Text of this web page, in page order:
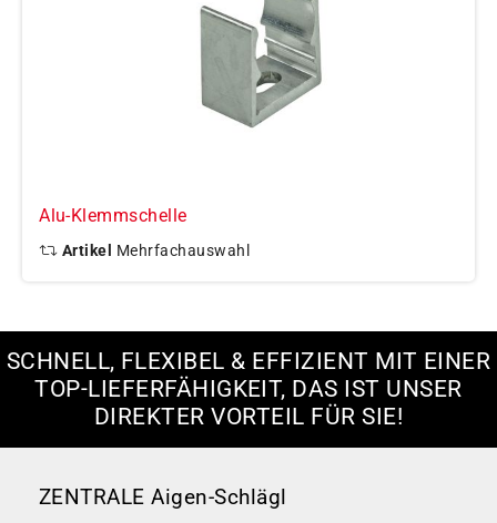
Alu-Klemmschelle
Artikel Mehrfachauswahl
SCHNELL, FLEXIBEL & EFFIZIENT MIT EINER
TOP-LIEFERFÄHIGKEIT, DAS IST UNSER
DIREKTER VORTEIL FÜR SIE!
ZENTRALE Aigen-Schlägl